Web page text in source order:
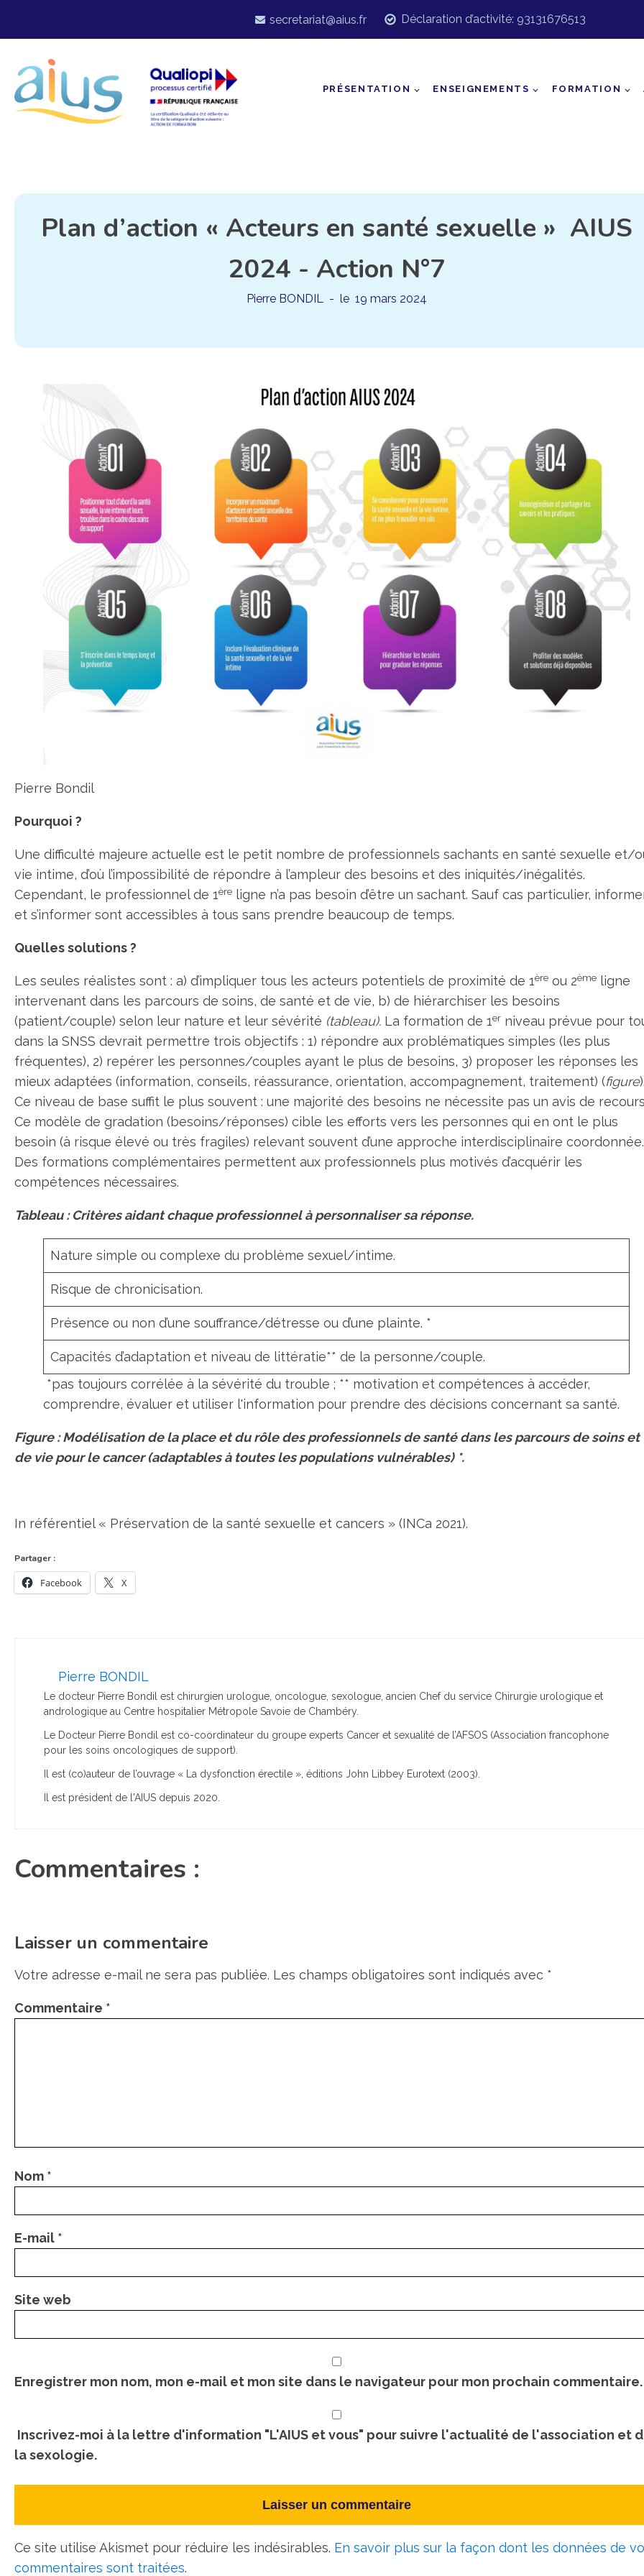
secretariat@aius.fr Déclaration d’activité: 93131676513
PRÉSENTATION ENSEIGNEMENTS FORMATION
Plan d’action « Acteurs en santé sexuelle » AIUS
2024 - Action N°7
Pierre BONDIL- le 19 mars 2024
Pierre Bondil
Pourquoi ?
Une difficulté majeure actuelle est le petit nombre de professionnels sachants en santé sexuelle et/
vie intime, d’où l’impossibilité de répondre à l’ampleur des besoins et des iniquités/inégalités.
Cependant, le professionnel de 1ère ligne n’a pas besoin d’être un sachant. Sauf cas particulier,
et s’in­former sont accessibles à tous sans prendre beaucoup de temps.
Quelles solutions ?
Les seules réalistes sont : a) d’impliquer tous les acteurs potentiels de proximité de 1ère ou 2ème ligne
intervenant dans les parcours de soins, de santé et de vie, b) de hiérarchiser les besoins
(patient/couple) selon leur nature et leur sévérité (tableau). La formation de 1er niveau prévue pour
dans la SNSS devrait permettre trois objectifs : 1) répondre aux problématiques simples (les plus
fréquentes), 2) repérer les personnes/couples ayant le plus de besoins, 3) propo­ser les réponses les
mieux adaptées (information, conseils, réassurance, orientation, accompagnement, traitement) (figure).
Ce niveau de base suffit le plus souvent : une majorité des besoins ne nécessite pas un avis de
Ce modèle de gradation (besoins/réponses) cible les efforts vers les personnes qui en ont le plus
besoin (à risque élevé ou très fragiles) relevant souvent d’une approche interdisciplinaire coordonnée.
Des formations complémentaires permettent aux professionnels plus motivés d’acquérir les
compétences nécessaires.
Tableau : Critères aidant chaque professionnel à personnaliser sa réponse.
Nature simple ou complexe du problème sexuel/intime.
Risque de chronicisation.
Présence ou non d’une souffrance/détresse ou d’une plainte. *
Capacités d’adaptation et niveau de littératie** de la personne/couple.
*pas toujours corrélée à la sévérité du trouble ; ** motivation et compétences à accéder,
comprendre, évaluer et utiliser l'information pour prendre des décisions concernant sa santé.
Figure : Modélisation de la place et du rôle des professionnels de santé dans les parcours de soins et
de vie pour le cancer (adaptables à toutes les populations vulnérables) *.
In référentiel « Préservation de la santé sexuelle et cancers » (INCa 2021).
Partager :
Facebook X
Pierre BONDIL
Le docteur Pierre Bondil est chirurgien urologue, oncologue, sexologue, ancien Chef du service Chirurgie urologique et
andrologique au Centre hospitalier Métropole Savoie de Chambéry.
Le Docteur Pierre Bondil est co-coordinateur du groupe experts Cancer et sexualité de l’AFSOS (Association francophone
pour les soins oncologiques de support).
Il est (co)auteur de l’ouvrage « La dysfonction érectile », éditions John Libbey Eurotext (2003).
Il est président de l'AIUS depuis 2020.
Commentaires :
Laisser un commentaire
Votre adresse e-mail ne sera pas publiée. Les champs obligatoires sont indiqués avec *
Commentaire *
Nom *
E-mail *
Site web
Enregistrer mon nom, mon e-mail et mon site dans le navigateur pour mon prochain commentaire.
Inscrivez-moi à la lettre d'information "L'AIUS et vous" pour suivre l'actualité de l'association et
la sexologie.
Ce site utilise Akismet pour réduire les indésirables. En savoir plus sur la façon dont les données de
commentaires sont traitées.